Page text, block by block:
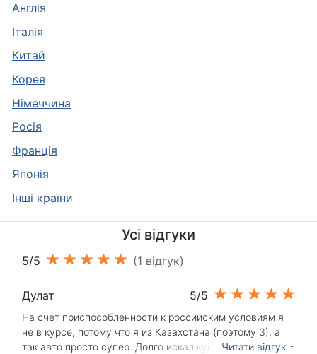
Англія
Італія
Китай
Корея
Німеччина
Росія
Франція
Японія
Інші країни
Усі відгуки
5/5 (1 відгук)
Дулат 5/5
На счет приспособленности к российским условиям я
не в курсе, потому что я из Казахстана (поэтому 3), а
так авто просто супер. Долго искал купе, именно
Читати відгук